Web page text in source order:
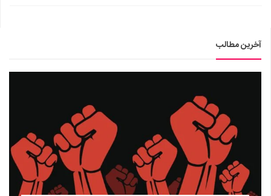
آخرین مطالب